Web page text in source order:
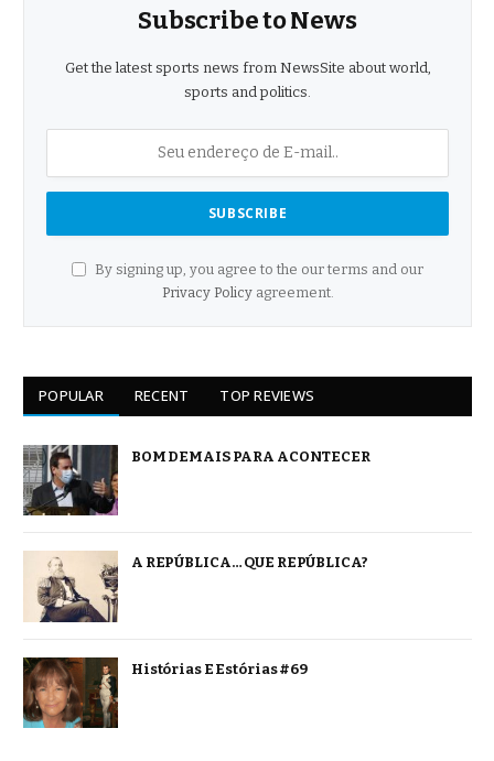
Subscribe to News
Get the latest sports news from NewsSite about world,
sports and politics.
By signing up, you agree to the our terms and our
Privacy Policyagreement.
POPULAR RECENT TOP REVIEWS
BOM DEMAIS PARA ACONTECER
A REPÚBLICA… QUE REPÚBLICA?
Histórias E Estórias #69